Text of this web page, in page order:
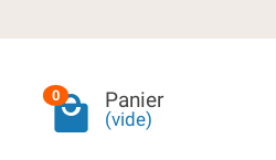
0 Panier
(vide)